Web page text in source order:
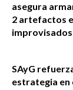
asegura
2 artefactos
SAyG
estrategia en